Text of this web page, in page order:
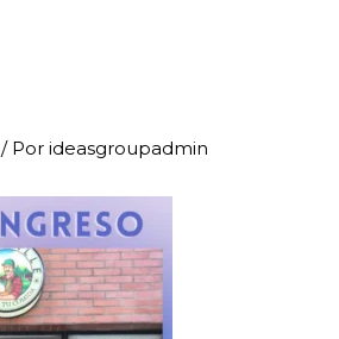
/ Porideasgroupadmin